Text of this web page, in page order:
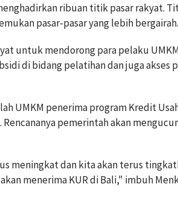
ribuan titik pasar rakyat.
pasar-pasar yang lebih bergairah.
untuk mendorong para pelaku
di bidang pelatihan dan juga akses
UMKM penerima program Kredit
pemerintah akan
meningkat dan kita akan terus
menerima KUR di Bali," imbuh